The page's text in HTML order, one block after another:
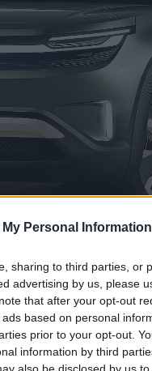
Personal Information
sharing to third parties, or
advertising by us, please
that after your opt-out
based on personal
prior to your opt-out.
information by third
also be disclosed by us
tengelytáv,
hasonló.
a kocsi hosszához
tárolórekesz.